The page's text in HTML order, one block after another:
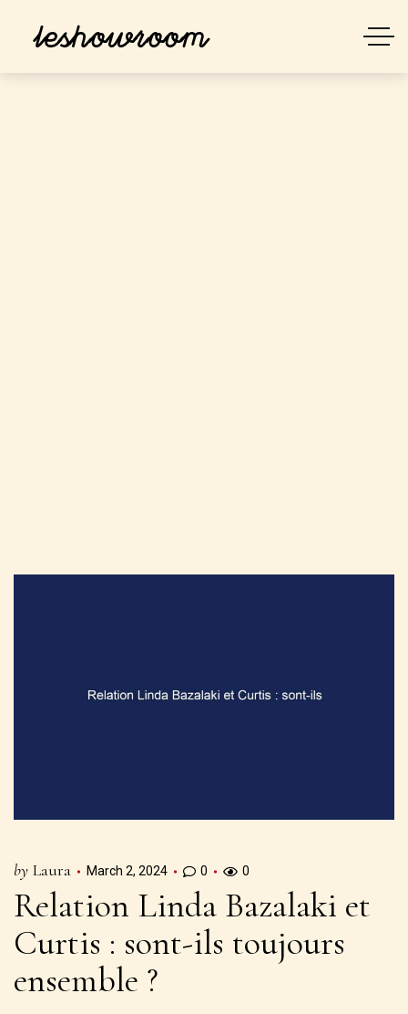
by Laura March 2, 2024 0 0
Relation Linda Bazalaki et
Curtis : sont-ils toujours
ensemble ?